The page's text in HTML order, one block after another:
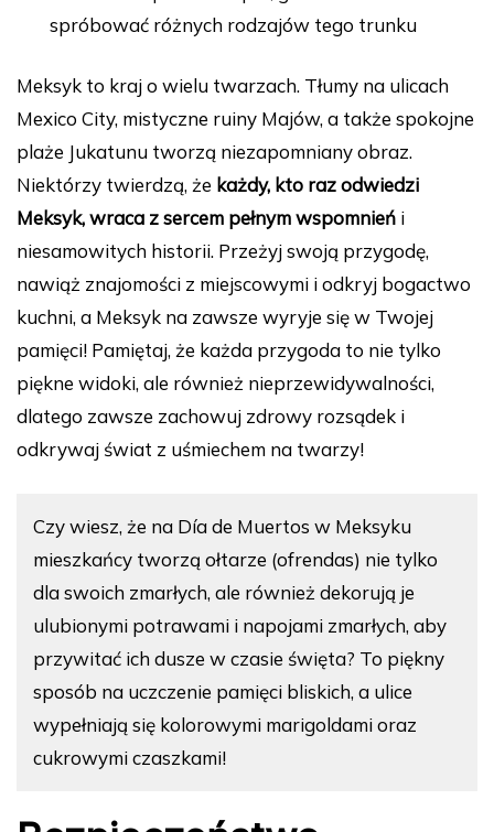
spróbować różnych rodzajów tego trunku
Meksyk to kraj o wielu twarzach. Tłumy na ulicach
Mexico City, mistyczne ruiny Majów, a także spokojne
plaże Jukatunu tworzą niezapomniany obraz.
Niektórzy twierdzą, że każdy, kto raz odwiedzi
Meksyk, wraca z sercem pełnym wspomnień i
niesamowitych historii. Przeżyj swoją przygodę,
nawiąż znajomości z miejscowymi i odkryj bogactwo
kuchni, a Meksyk na zawsze wyryje się w Twojej
pamięci! Pamiętaj, że każda przygoda to nie tylko
piękne widoki, ale również nieprzewidywalności,
dlatego zawsze zachowuj zdrowy rozsądek i
odkrywaj świat z uśmiechem na twarzy!
Czy wiesz, że na Día de Muertos w Meksyku
mieszkańcy tworzą ołtarze (ofrendas) nie tylko
dla swoich zmarłych, ale również dekorują je
ulubionymi potrawami i napojami zmarłych, aby
przywitać ich dusze w czasie święta? To piękny
sposób na uczczenie pamięci bliskich, a ulice
wypełniają się kolorowymi marigoldami oraz
cukrowymi czaszkami!